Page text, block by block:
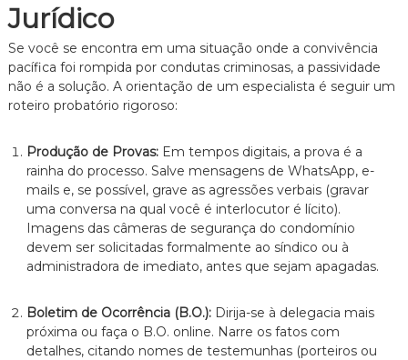
Jurídico
Se você se encontra em uma situação onde a convivência
pacífica foi rompida por condutas criminosas, a passividade
não é a solução. A orientação de um especialista é seguir um
roteiro probatório rigoroso:
Produção de Provas:Em tempos digitais, a prova é a
rainha do processo. Salve mensagens de WhatsApp, e-
mails e, se possível, grave as agressões verbais (gravar
uma conversa na qual você é interlocutor é lícito).
Imagens das câmeras de segurança do condomínio
devem ser solicitadas formalmente ao síndico ou à
administradora de imediato, antes que sejam apagadas.
Boletim de Ocorrência (B.O.):Dirija-se à delegacia mais
próxima ou faça o B.O. online. Narre os fatos com
detalhes, citando nomes de testemunhas (porteiros ou